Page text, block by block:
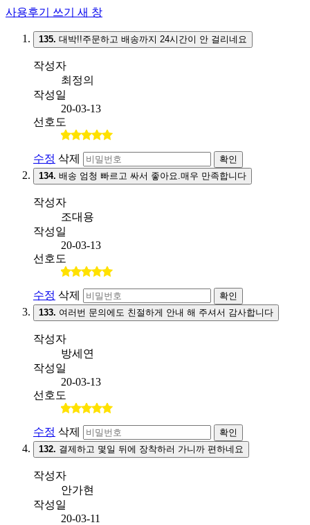
사용후기 쓰기 새 창
135. 대박!!주문하고 배송까지 24시간이 안 걸리네요
작성자
최정의
작성일
20-03-13
선호도
수정 삭제
확인
134. 배송 엄청 빠르고 싸서 좋아요.매우 만족합니다
작성자
조대용
작성일
20-03-13
선호도
수정 삭제
확인
133. 여러번 문의에도 친절하게 안내 해 주셔서 감사합니다
작성자
방세연
작성일
20-03-13
선호도
수정 삭제
확인
132.
결제하고 몇일 뒤에 장착하러 가니까 편하네요
작성자
안가현
작성일
20-03-11